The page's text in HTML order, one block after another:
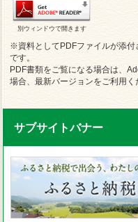
別ウィンドウで開きます
※資料としてPDFファイルが添付
です。
PDF書類をご覧になる場合は、
場合、最新バージョンをご利用く
サブサイトバナー